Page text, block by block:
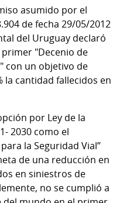
asumido por el
de fecha 29/05/2012
del Uruguay declaró
primer "Decenio de
con un objetivo de
la cantidad fallecidos en
por Ley de la
2030 como el
la Seguridad Vial”
de una reducción en
en siniestros de
no se cumplió a